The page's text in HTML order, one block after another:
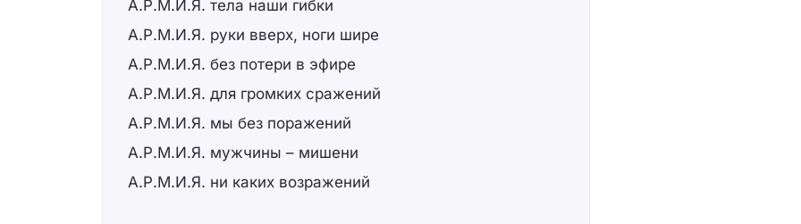
А.Р.М.И.Я. тела наши гибки
А.Р.М.И.Я. руки вверх, ноги шире
А.Р.М.И.Я. без потери в эфире
А.Р.М.И.Я. для громких сражений
А.Р.М.И.Я. мы без поражений
А.Р.М.И.Я. мужчины – мишени
А.Р.М.И.Я. ни каких возражений